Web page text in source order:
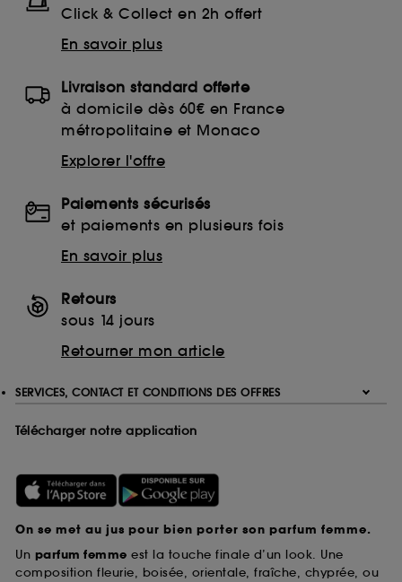
Click & Collect en 2h offert
En savoir plus
Livraison standard offerte
à domicile dès 60€ en France
métropolitaine et Monaco
Explorer l'offre
Paiements sécurisés
et paiements en plusieurs fois
En savoir plus
Retours
sous 14 jours
Retourner mon article
SERVICES, CONTACT ET CONDITIONS DES OFFRES
Télécharger notre application
On se met au jus pour bien porter son parfum femme.
Un parfum femme est la touche finale d’un look. Une
composition fleurie, boisée, orientale, fraîche, chyprée, ou